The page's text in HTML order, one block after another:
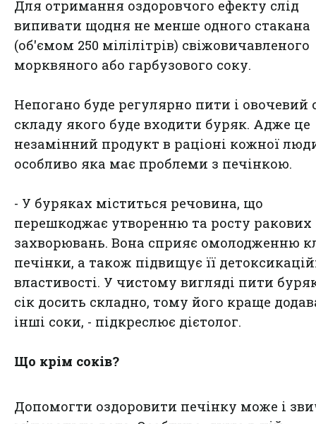
Для отримання оздоровчого ефекту слід
випивати щодня не менше одного стакана
(об'ємом 250 мілілітрів) свіжовичавленого
морквяного або гарбузового соку.
Непогано буде регулярно пити і овочевий
складу якого буде входити буряк. Адже це
незамінний продукт в раціоні кожної
особливо яка має проблеми з печінкою.
- У буряках міститься речовина, що
перешкоджає утворенню та росту ракових
захворювань. Вона сприяє омолодженню
печінки, а також підвищує її
властивості. У чистому вигляді пити
сік досить складно, тому його краще
інші соки, - підкреслює дієтолог.
Що крім соків?
Допомогти оздоровити печінку може і